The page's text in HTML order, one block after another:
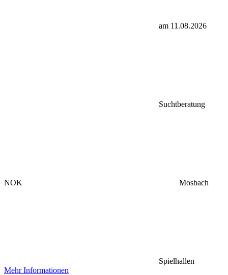
am 11.08.2026
Suchtberatung
NOK Mosbach
Spielhallen
Mehr Informationen